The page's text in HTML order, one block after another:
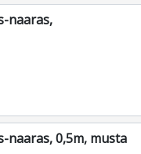
naaras,
naaras, 0,5m, musta